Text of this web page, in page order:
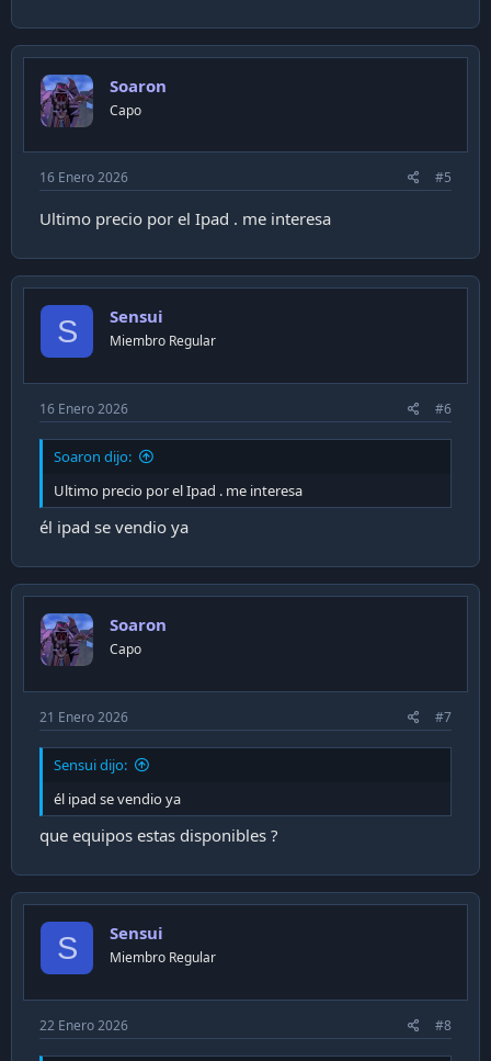
Soaron
Capo
16 Enero 2026 #5
Ultimo precio por el Ipad . me interesa
S Sensui
Miembro Regular
16 Enero 2026 #6
Soaron dijo:
Ultimo precio por el Ipad . me interesa
él ipad se vendio ya
Soaron
Capo
21 Enero 2026 #7
Sensui dijo:
él ipad se vendio ya
que equipos estas disponibles ?
S Sensui
Miembro Regular
22 Enero 2026 #8